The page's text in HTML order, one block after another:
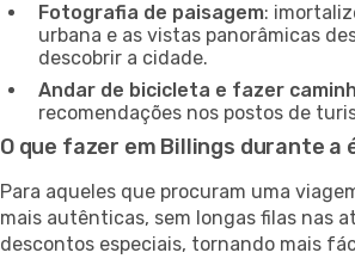
Fotografia de paisagem:
urbana e as vistas panorâmicas
descobrir a cidade.
Andar de bicicleta e fazer
recomendações nos postos de
O que fazer em Billings durante a
Para aqueles que procuram uma
mais autênticas, sem longas filas nas
descontos especiais, tornando mais